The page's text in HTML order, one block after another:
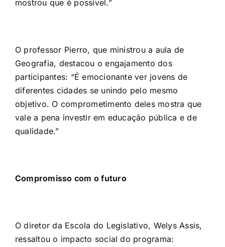
mostrou que é possível.”
O professor Pierro, que ministrou a aula de
Geografia, destacou o engajamento dos
participantes: “É emocionante ver jovens de
diferentes cidades se unindo pelo mesmo
objetivo. O comprometimento deles mostra que
vale a pena investir em educação pública e de
qualidade.”
Compromisso com o futuro
O diretor da Escola do Legislativo, Welys Assis,
ressaltou o impacto social do programa: